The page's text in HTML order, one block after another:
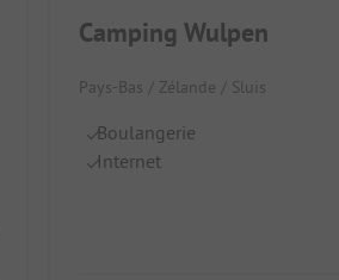
Camping Wulpen
Pays-Bas / Zélande / Sluis
Boulangerie
Internet